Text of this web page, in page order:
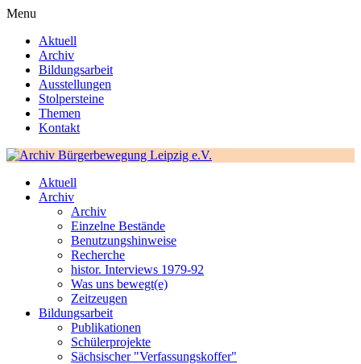
Menu
Aktuell
Archiv
Bildungsarbeit
Ausstellungen
Stolpersteine
Themen
Kontakt
Aktuell
Archiv
Archiv
Einzelne Bestände
Benutzungshinweise
Recherche
histor. Interviews 1979-92
Was uns bewegt(e)
Zeitzeugen
Bildungsarbeit
Publikationen
Schülerprojekte
Sächsischer "Verfassungskoffer"